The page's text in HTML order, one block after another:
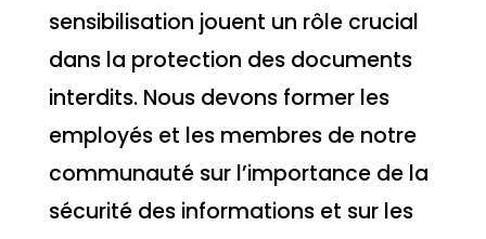
sensibilisation jouent un rôle crucial
dans la protection des documents
interdits. Nous devons former les
employés et les membres de notre
communauté sur l’importance de la
sécurité des informations et sur les